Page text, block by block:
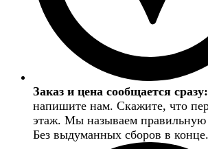
Заказ и цена сообщается сразу:
напишите нам. Скажите, что
этаж. Мы называем правильную
Без выдуманных сборов в конце.